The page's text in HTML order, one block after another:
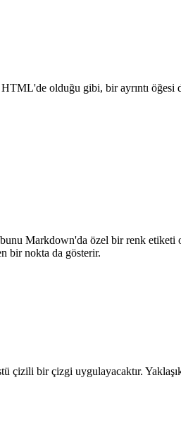
olduğu gibi, bir ayrıntı öğesi
Markdown'da özel bir renk etiketi
bir nokta da gösterir.
bir çizgi uygulayacaktır.